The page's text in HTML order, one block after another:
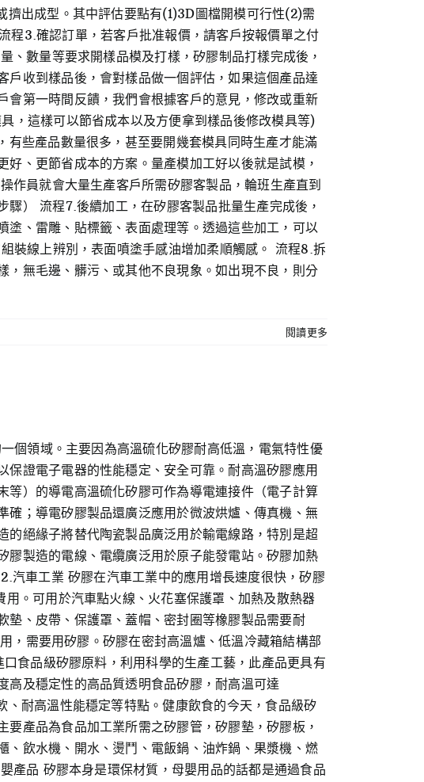
出成型。其中評估要點有(1)3D圖檔開模可行性(2)需
程3.確認訂單，若客戶批准報價，請客戶按報價單之付
數量等要求開樣品模及打樣，矽膠制品打樣完成後，
收到樣品後，會對樣品做一個評估，如果這個產品達
第一時間反饋，我們會根據客戶的意見，修改或重新
，這樣可以節省成本以及方便拿到樣品後修改模具等)
些產品數量很多，甚至要開幾套模具同時生產才能滿
、更節省成本的方案。量產模加工好以後就是試模，
作員就會大量生產客戶所需矽膠客製品，輪班生產直到
） 流程7.後續加工，在矽膠客製品批量生產完成後，
塗、雷雕、貼標籤、表面處理等。透過這些加工，可以
裝線上辨別，表面噴塗手感油增加柔順觸感。 流程8.拆
無毛邊、髒污、或其他不良現象。如出現不良，則分
閱讀更多
個領域。主要因為高溫硫化矽膠耐高低溫，電氣特性優
證電子電器的性能穩定、安全可靠。耐高溫矽膠應用
）的導電高溫硫化矽膠可作為導電連接件（電子計算
；導電矽膠製品還廣泛應用於微波烘爐、傳真機、無
絕緣子將替代陶瓷製品廣泛用於輸電線路，特別是超
製造的電線、電纜廣泛用於原子能發電站。矽膠加熱
汽車工業 矽膠在汽車工業中的應用增長速度很快，矽膠
。可用於汽車點火線、火花塞保護罩、加熱及散熱器
墊、皮帶、保護罩、蓋帽、密封圈等橡膠製品需要耐
，需要用矽膠。矽膠在密封高溫爐、低溫冷藏箱結構部
食品級矽膠原料，利用科學的生產工藝，此產品更具有
高及穩定性的高品質透明食品矽膠，耐高溫可達
耐高溫性能穩定等特點。健康飲食的今天，食品級矽
產品為食品加工業所需之矽膠管，矽膠墊，矽膠板，
飲水機、開水、燙鬥、電飯鍋、油炸鍋、果漿機、燃
產品 矽膠本身是環保材質，母嬰用品的話都是通過食品